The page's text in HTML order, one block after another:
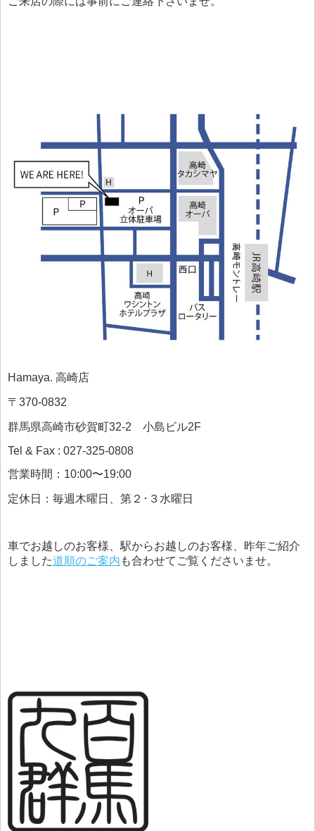
Hamaya. 高崎店
〒370-0832
群馬県高崎市砂賀町32-2 小島ビル2F
Tel & Fax : 027-325-0808
営業時間：10:00〜19:00
定休日：毎週木曜日、第２･３水曜日
車でお越しのお客様、駅からお越しのお客様、昨年ご紹介
しました道順のご案内 も合わせてご覧くださいませ。